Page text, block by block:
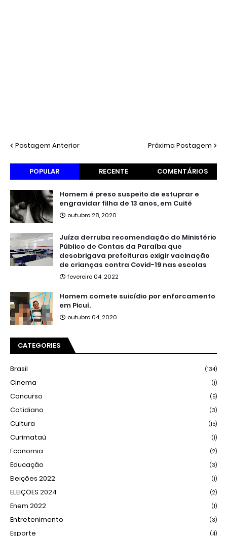
Postagem Anterior Próxima Postagem
POPULAR RECENTE COMENTÁRIOS
Homem é preso suspeito de estuprar e
engravidar filha de 13 anos, em Cuité
outubro 28, 2020
Juíza derruba recomendação do Ministério
Público de Contas da Paraíba que
desobrigava prefeituras exigir vacinação
de crianças contra Covid-19 nas escolas
fevereiro 04, 2022
Homem comete suicídio por enforcamento
em Picuí.
outubro 04, 2020
CATEGORIES
Brasil (134)
Cinema (1)
Concurso (5)
Cotidiano (3)
Cultura (15)
Curimataú (1)
Economia (2)
Educação (3)
Eleições 2022 (1)
ELEIÇÕES 2024 (2)
Enem 2022 (1)
Entretenimento (3)
Esporte (4)